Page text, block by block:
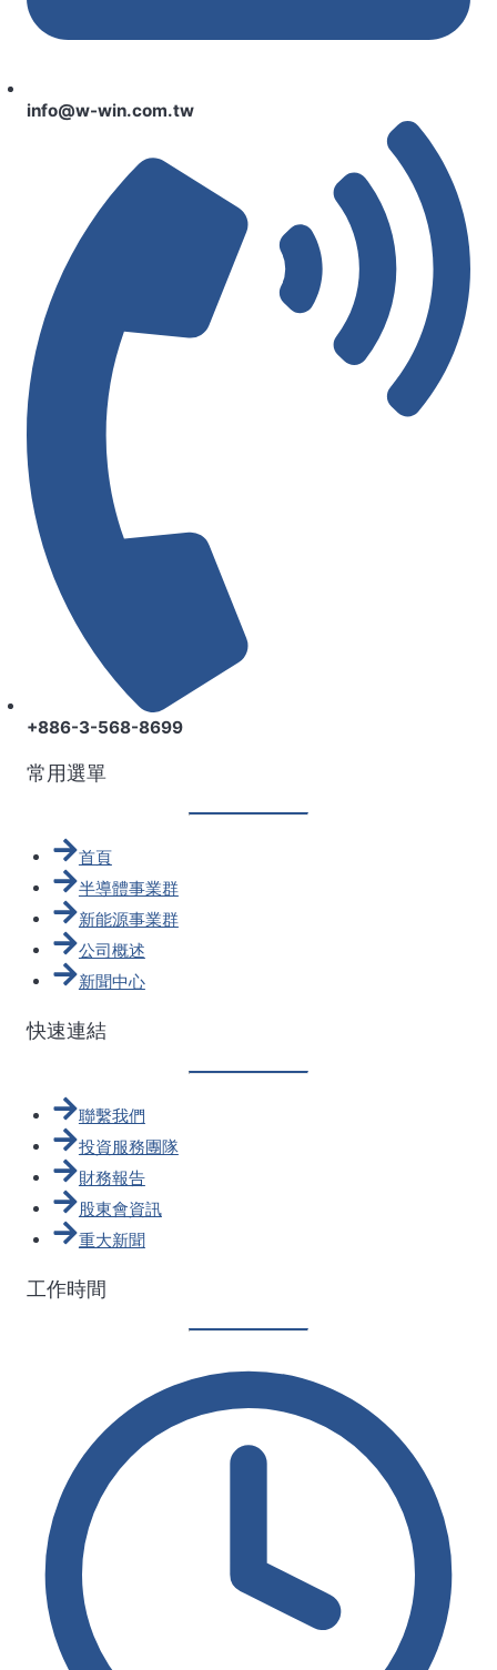
info@w-win.com.tw
+886-3-568-8699
常用選單
首頁
半導體事業群
新能源事業群
公司概述
新聞中心
快速連結
聯繫我們
投資服務團隊
財務報告
股東會資訊
重大新聞
工作時間